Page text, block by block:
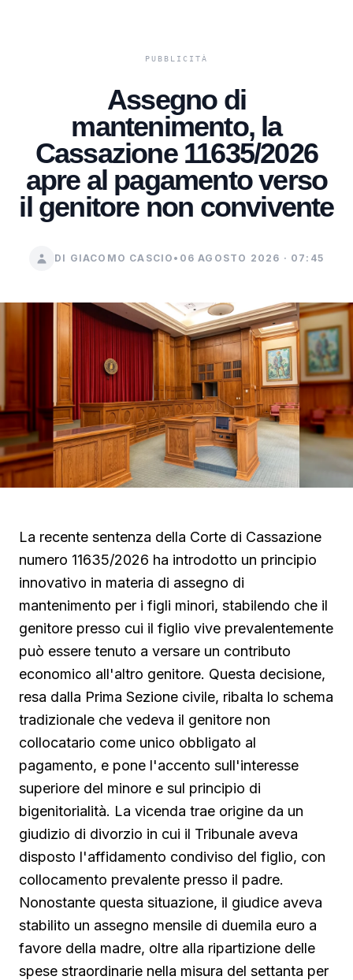
Assegno di
mantenimento, la
Cassazione 11635/2026
apre al pagamento verso
il genitore non convivente
DI GIACOMO CASCIO • 06 AGOSTO 2026 · 07:45
La recente sentenza della Corte di Cassazione
numero 11635/2026 ha introdotto un principio
innovativo in materia di assegno di
mantenimento per i figli minori, stabilendo che il
genitore presso cui il figlio vive prevalentemente
può essere tenuto a versare un contributo
economico all'altro genitore. Questa decisione,
resa dalla Prima Sezione civile, ribalta lo schema
tradizionale che vedeva il genitore non
collocatario come unico obbligato al
pagamento, e pone l'accento sull'interesse
superiore del minore e sul principio di
bigenitorialità. La vicenda trae origine da un
giudizio di divorzio in cui il Tribunale aveva
disposto l'affidamento condiviso del figlio, con
collocamento prevalente presso il padre.
Nonostante questa situazione, il giudice aveva
stabilito un assegno mensile di duemila euro a
favore della madre, oltre alla ripartizione delle
spese straordinarie nella misura del settanta per